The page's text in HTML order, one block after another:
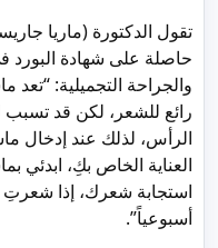
تقول الدكتورة (ماريا
حاصلة على شهادة البورد
والجراحة التجميلية:
رائع للشعر، لكن قد
الرأس، لذلك عند إدخال
العناية الخاص بكِ، ابدئي
استجابة شعرك، إذا
أسبوعياً”.